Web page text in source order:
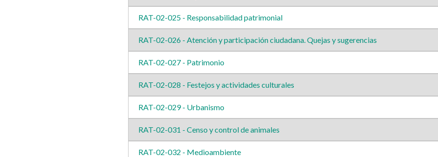
RAT-02-025 - Responsabilidad patrimonial
RAT-02-026 - Atención y participación ciudadana. Quejas y sugerencias
RAT-02-027 - Patrimonio
RAT-02-028 - Festejos y actividades culturales
RAT-02-029 - Urbanismo
RAT-02-031 - Censo y control de animales
RAT-02-032 - Medioambiente